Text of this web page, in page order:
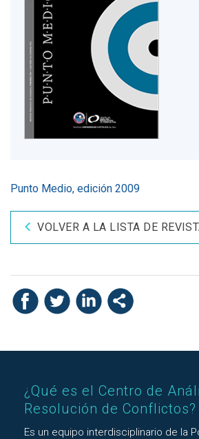
Punto Medio, edición 2009
VOLVER A LA LISTA DE
¿Qué es el Centro de
Resolución de Conflictos?
Es un equipo interdisciplinario de la